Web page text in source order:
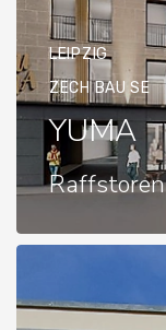
LEIPZIG
ZECH BAU SE
YUMA
Raffstoren